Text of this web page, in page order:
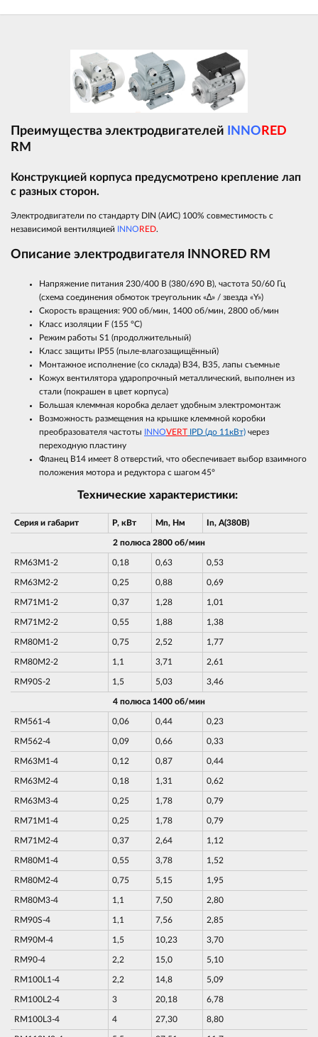
Преимущества электродвигателей INNO RED
RM
Конструкцией корпуса предусмотрено крепление лап
с разных сторон.
Электродвигатели по стандарту DIN (АИС) 100% совместимость с
независимой вентиляцией
INNO RED.
Описание электродвигателя INNORED RM
Напряжение питания 230/400 В (380/690 В), частота 50/60 Гц
(схема соединения обмоток треугольник «∆» / звезда «Y»)
Скорость вращения: 900 об/мин, 1400 об/мин, 2800 об/мин
Класс изоляции F (155 °С)
Режим работы S1 (продолжительный)
Класс защиты IP55 (пыле-влагозащищённый)
Монтажное исполнение (со склада) В34, В35, лапы съемные
Кожух вентилятора ударопрочный металлический, выполнен из
стали (покрашен в цвет корпуса)
Большая клеммная коробка делает удобным электромонтаж
Возможность размещения на крышке клеммной коробки
преобразователя частоты
INNOVERT IPD (до 11кВт) через
переходную пластину
Фланец В14 имеет 8 отверстий, что обеспечивает выбор взаимного
положения мотора и редуктора с шагом 45°
Технические характеристики:
Серия и габарит P, кВт Mn, Нм In, A(380В)
2 полюса 2800 об/мин
RM63M1-2 0,18 0,63 0,53
RM63M2-2 0,25 0,88 0,69
RM71M1-2 0,37 1,28 1,01
RM71M2-2 0,55 1,88 1,38
RM80M1-2 0,75 2,52 1,77
RM80M2-2 1,1 3,71 2,61
RM90S-2 1,5 5,03 3,46
4 полюса 1400 об/мин
RM561-4 0,06 0,44 0,23
RM562-4 0,09 0,66 0,33
RM63M1-4 0,12 0,87 0,44
RM63M2-4 0,18 1,31 0,62
RM63M3-4 0,25 1,78 0,79
RM71M1-4 0,25 1,78 0,79
RM71M2-4 0,37 2,64 1,12
RM80M1-4 0,55 3,78 1,52
RM80M2-4 0,75 5,15 1,95
RM80M3-4 1,1 7,50 2,80
RM90S-4 1,1 7,56 2,85
RM90M-4 1,5 10,23 3,70
RM90-4 2,2 15,0 5,10
RM100L1-4 2,2 14,8 5,09
RM100L2-4 3 20,18 6,78
RM100L3-4 4 27,30 8,80